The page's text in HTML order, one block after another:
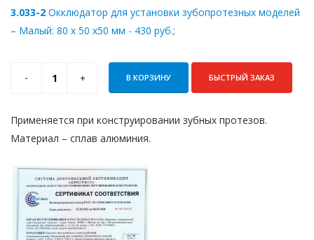
3.033-2 Окклюдатор для установки зубопротезных моделей
– Малый: 80 х 50 х50 мм - 430 руб.;
В КОРЗИНУ БЫСТРЫЙ ЗАКАЗ
Применяется при конструировании зубных протезов.
Материал – сплав алюминия.